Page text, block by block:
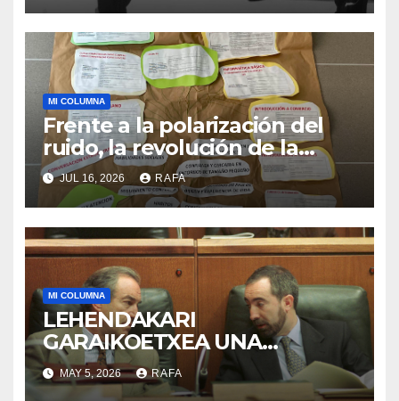
MI COLUMNA
Frente a la polarización del
ruido, la revolución de la
acogida
JUL 16, 2026 RAFA
MI COLUMNA
LEHENDAKARI
GARAIKOETXEA UNA
PERSONA QUE DIGNIFICA EL
EJERCICIO DE LA POLÍTICA
MAY 5, 2026 RAFA